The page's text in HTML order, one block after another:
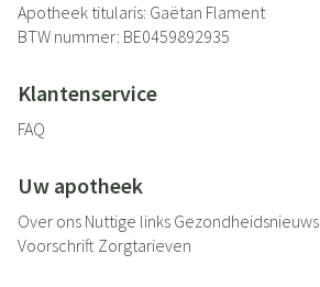
Apotheek titularis: Gaëtan Flament
BTW nummer: BE0459892935
Klantenservice
FAQ
Uw apotheek
Over ons Nuttige links Gezondheidsnieuws
Voorschrift Zorgtarieven